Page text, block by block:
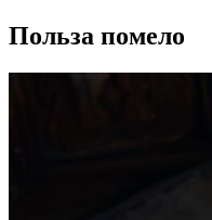
Польза помело